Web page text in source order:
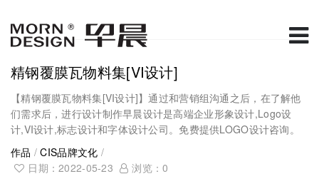
精钢覆膜瓦物料集[VI设计]
【精钢覆膜瓦物料集[VI设计]】通过和营销组沟通之后，在了解他
们需求后，进行设计制作早晨设计是高端企业形象设计,Logo设
计,VI设计,标志设计和字体设计公司。免费提供LOGO设计咨询。
作品 /CIS品牌文化 /
日期：2022-05-23
浏览：0